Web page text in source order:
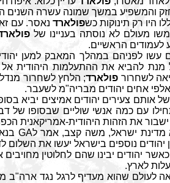
והמשפיע במשך שמונה עשרה השנים
היו רק תינוקות כשפולארד נאסר. עם
מעולם לא נוסתה בעניינו של
לעמודים הראשיים.
מנת להביא את ההתעלמות היהודית
לשחרור פולארד; הלחץ לשחרור
אחים יהודים מבריה"מ לשעבר.
אותם צעירים יהודים אמיצים יביא
עם כמה אנשי שוליים שבסופו של
את הזהות היהודית-אמריקאנית
מדינת ישראל, משה קצב, אמר לGA
יהודים נוספים בישראל יעשו את
יהודים יבינו שהם לחלוטין
לארץ.